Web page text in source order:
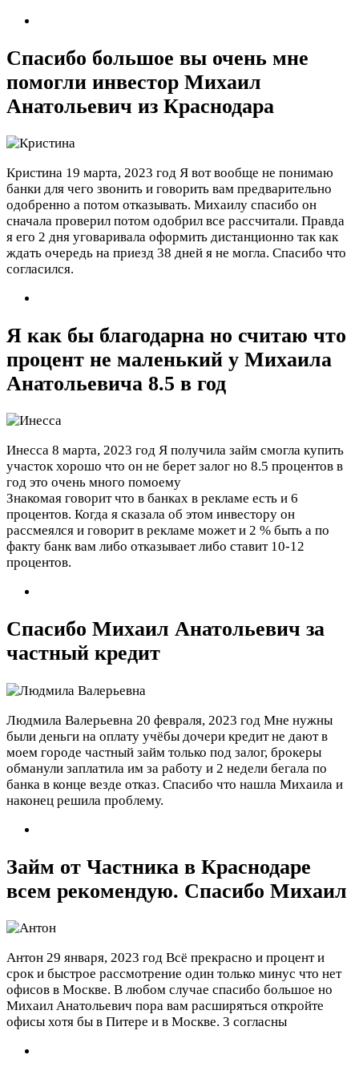
Спасибо большое вы очень мне
помогли инвестор Михаил
Анатольевич из Краснодара
Кристина 19 марта, 2023 год Я вот вообще не понимаю
банки для чего звонить и говорить вам предварительно
одобренно а потом отказывать. Михаилу спасибо он
сначала проверил потом одобрил все рассчитали. Правда
я его 2 дня уговаривала оформить дистанционно так как
ждать очередь на приезд 38 дней я не могла. Спасибо что
согласился.
Я как бы благодарна но считаю что
процент не маленький у Михаила
Анатольевича 8.5 в год
Инесса 8 марта, 2023 год Я получила займ смогла купить
участок хорошо что он не берет залог но 8.5 процентов в
год это очень много помоему
Знакомая говорит что в банках в рекламе есть и 6
процентов. Когда я сказала об этом инвестору он
рассмеялся и говорит в рекламе может и 2 % быть а по
факту банк вам либо отказывает либо ставит 10-12
процентов.
Спасибо Михаил Анатольевич за
частный кредит
Людмила Валерьевна 20 февраля, 2023 год Мне нужны
были деньги на оплату учёбы дочери кредит не дают в
моем городе частный займ только под залог, брокеры
обманули заплатила им за работу и 2 недели бегала по
банка в конце везде отказ. Спасибо что нашла Михаила и
наконец решила проблему.
Займ от Частника в Краснодаре
всем рекомендую. Спасибо Михаил
Антон 29 января, 2023 год Всё прекрасно и процент и
срок и быстрое рассмотрение один только минус что нет
офисов в Москве. В любом случае спасибо большое но
Михаил Анатольевич пора вам расширяться откройте
офисы хотя бы в Питере и в Москве. 3 согласны